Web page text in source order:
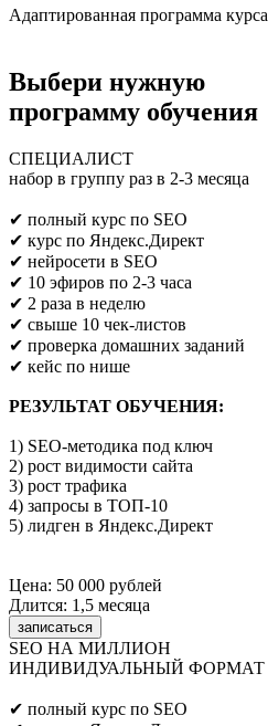
Адаптированная программа курса
Выбери нужную
программу обучения
СПЕЦИАЛИСТ
набор в группу раз в 2-3 месяца
✔ полный курс по SEO
✔ курс по Яндекс.Директ
✔ нейросети в SEO
✔ 10 эфиров по 2-3 часа
✔ 2 раза в неделю
✔ свыше 10 чек-листов
✔ проверка домашних заданий
✔ кейс по нише
РЕЗУЛЬТАТ ОБУЧЕНИЯ:
1) SEO-методика под ключ
2) рост видимости сайта
3) рост трафика
4) запросы в ТОП-10
5) лидген в Яндекс.Директ
Цена: 50 000 рублей
Длится: 1,5 месяца
записаться
SEO НА МИЛЛИОН
ИНДИВИДУАЛЬНЫЙ ФОРМАТ
✔ полный курс по SEO